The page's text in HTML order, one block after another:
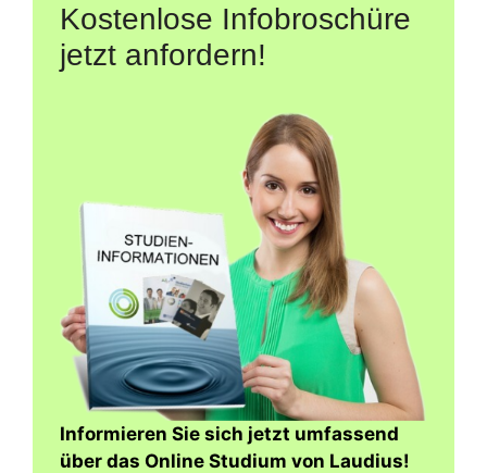
Kostenlose Infobroschüre
jetzt anfordern!
Informieren Sie sich jetzt umfassend
über das Online Studium von Laudius!